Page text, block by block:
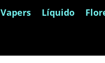
Vapers Líquido